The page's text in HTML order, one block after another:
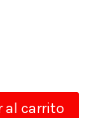
al carrito